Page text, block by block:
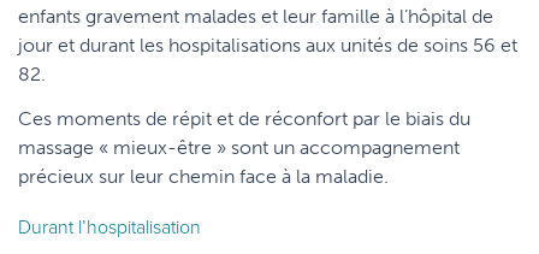
enfants gravement malades et leur famille à l’hôpital de
jour et durant les hospitalisations aux unités de soins 56 et
82.
Ces moments de répit et de réconfort par le biais du
massage « mieux-être » sont un accompagnement
précieux sur leur chemin face à la maladie.
Durant l’hospitalisation